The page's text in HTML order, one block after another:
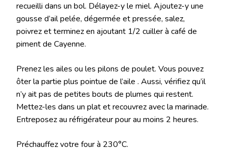
recueilli dans un bol. Délayez-y le miel. Ajoutez-y une
gousse d’ail pelée, dégermée et pressée, salez,
poivrez et terminez en ajoutant 1/2 cuiller à café de
piment de Cayenne.
Prenez les ailes ou les pilons de poulet. Vous pouvez
ôter la partie plus pointue de l’aile . Aussi, vérifiez qu’il
n’y ait pas de petites bouts de plumes qui restent.
Mettez-les dans un plat et recouvrez avec la marinade.
Entreposez au réfrigérateur pour au moins 2 heures.
Préchauffez votre four à 230°C.